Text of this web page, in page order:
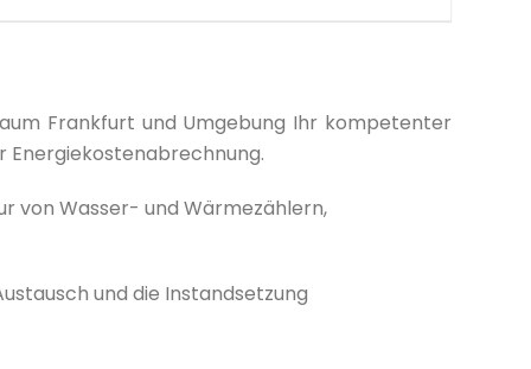
Frankfurt und Umgebung Ihr kompetenter
von Wasser- und Wärmezählern,
und die Instandsetzung